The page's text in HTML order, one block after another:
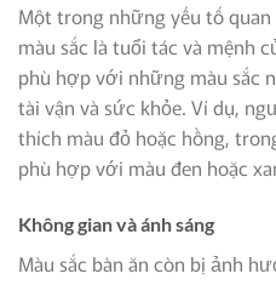
Một trong những yếu tố
màu sắc là tuổi tác và mệnh
phù hợp với những màu sắc
tài vận và sức khỏe. Ví dụ,
thích màu đỏ hoặc hồng,
phù hợp với màu đen hoặc
Không gian và ánh sáng
Màu sắc bàn ăn còn bị ảnh